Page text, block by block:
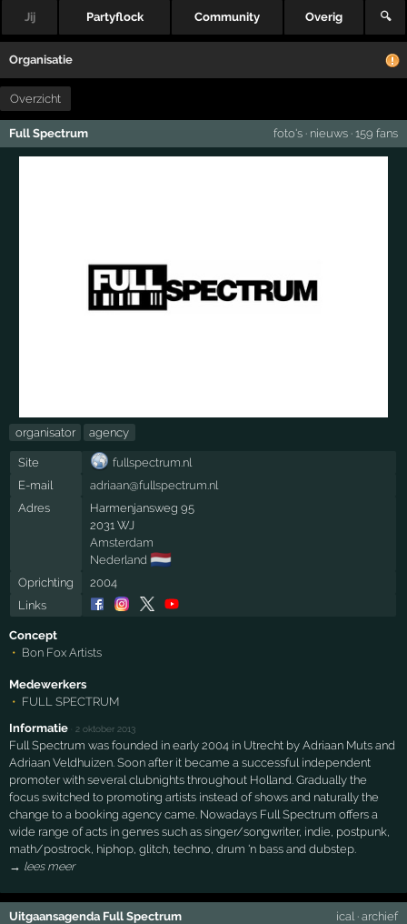
Jij Partyflock Community Overig 🔍
Organisatie
Overzicht
Full Spectrum foto's· nieuws· 159 fans
organisator agency
Site
fullspectrum.nl
E-mail
adriaan@fullspectrum.nl
Adres
Harmenjansweg 95
2031 WJ
Amsterdam
Nederland 🇳🇱
Oprichting
2004
Links
Concept
Bon Fox Artists
Medewerkers
FULL SPECTRUM
Informatie
2 oktober 2013
Full Spectrum was founded in early 2004 in Utrecht by Adriaan Muts and
Adriaan Veldhuizen. Soon after it became a successful independent
promoter with several clubnights throughout Holland. Gradually the
focus switched to promoting artists instead of shows and naturally the
change to a booking agency came. Nowadays Full Spectrum offers a
wide range of acts in genres such as singer/songwriter, indie, postpunk,
math/postrock, hiphop, glitch, techno, drum 'n bass and dubstep.
→ lees meer
Uitgaansagenda Full Spectrum ical · archief